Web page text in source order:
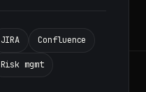
JIRA Confluence
Risk mgmt